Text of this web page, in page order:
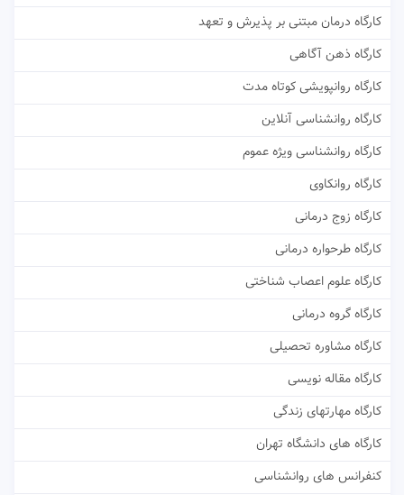
کارگاه درمان مبتنی بر پذیرش و تعهد
کارگاه ذهن آگاهی
کارگاه روانپویشی کوتاه مدت
کارگاه روانشناسی آنلاین
کارگاه روانشناسی ویژه عموم
کارگاه روانکاوی
کارگاه زوج درمانی
کارگاه طرحواره درمانی
کارگاه علوم اعصاب شناختی
کارگاه گروه درمانی
کارگاه مشاوره تحصیلی
کارگاه مقاله نویسی
کارگاه مهارتهای زندگی
کارگاه های دانشگاه تهران
کنفرانس های روانشناسی